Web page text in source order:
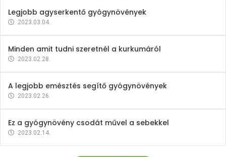
Legjobb agyserkentő gyógynövények
2023.03.04.
Minden amit tudni szeretnél a kurkumáról
2023.02.28.
A legjobb emésztés segítő gyógynövények
2023.02.26.
Ez a gyógynövény csodát művel a sebekkel
2023.02.14.
Vitaminok